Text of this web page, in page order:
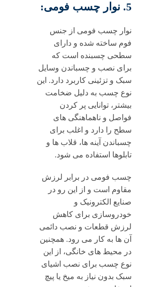
5. نوار چسب فومی:
نوار چسب فومی از جنس
فوم ساخته شده و دارای
سطحی چسبنده است که
برای نصب و چسباندن وسایل
سبک و تزئینی کاربرد دارد. این
نوع چسب به دلیل ضخامت
بیشتر، توانایی پر کردن
فواصل و ناهماهنگی های
سطح را دارد و اغلب برای
چسباندن آینه ها، قلاب ها و
تابلوها استفاده می شود.
چسب فومی در برابر لرزش
مقاوم است و از این رو در
صنایع الکترونیک و
خودروسازی برای کاهش
لرزش قطعات و نصب دائمی
آن ها به کار می رود. همچنین
در محیط های خانگی، از این
نوع چسب برای نصب اشیای
سبک بدون نیاز به میخ یا پیچ